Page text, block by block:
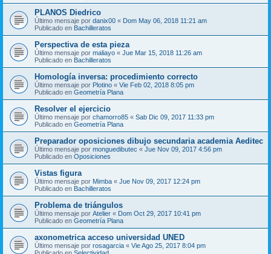
PLANOS Diedrico
Último mensaje por danix00 « Dom May 06, 2018 11:21 am
Publicado en Bachilleratos
Perspectiva de esta pieza
Último mensaje por maliayo « Jue Mar 15, 2018 11:26 am
Publicado en Bachilleratos
Homología inversa: procedimiento correcto
Último mensaje por Plotino « Vie Feb 02, 2018 8:05 pm
Publicado en Geometría Plana
Resolver el ejercicio
Último mensaje por chamorro85 « Sab Dic 09, 2017 11:33 pm
Publicado en Geometría Plana
Preparador oposiciones dibujo secundaria academia Aeditec
Último mensaje por monguedibutec « Jue Nov 09, 2017 4:56 pm
Publicado en Oposiciones
Vistas figura
Último mensaje por Mimba « Jue Nov 09, 2017 12:24 pm
Publicado en Bachilleratos
Problema de triángulos
Último mensaje por Atelier « Dom Oct 29, 2017 10:41 pm
Publicado en Geometría Plana
axonometrica acceso universidad UNED
Último mensaje por rosagarcia « Vie Ago 25, 2017 8:04 pm
Publicado en Selectividad